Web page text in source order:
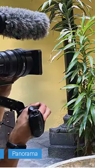
Panorama